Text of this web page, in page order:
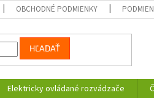
OBCHODNÉ PODMIENKY
HĽADAŤ
Elektricky ovládané rozvádzače